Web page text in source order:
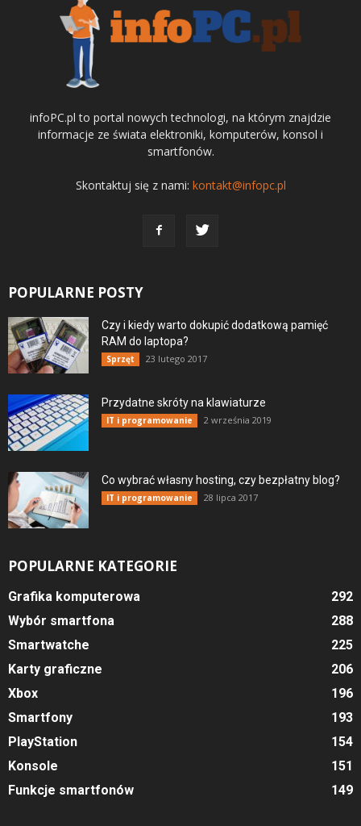
infoPC.pl to portal nowych technologi, na którym znajdzie
informacje ze świata elektroniki, komputerów, konsol i
smartfonów.
Skontaktuj się z nami: kontakt@infopc.pl
POPULARNE POSTY
Czy i kiedy warto dokupić dodatkową pamięć
RAM do laptopa?
Sprzęt 23 lutego 2017
Przydatne skróty na klawiaturze
IT i programowanie 2 września 2019
Co wybrać własny hosting, czy bezpłatny blog?
IT i programowanie 28 lipca 2017
POPULARNE KATEGORIE
Grafika komputerowa
292
Wybór smartfona
288
Smartwatche
225
Karty graficzne
206
Xbox
196
Smartfony
193
PlayStation
154
Konsole
151
Funkcje smartfonów
149